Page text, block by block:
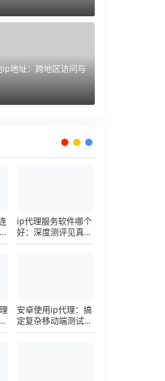
地址：跨地区访问与
ip代理服务软件哪个
好：深度测评见真
章，帮你把钱花在刀
安卓使用ip代理：搞
定复杂移动端测试环
境的超详细配置手册